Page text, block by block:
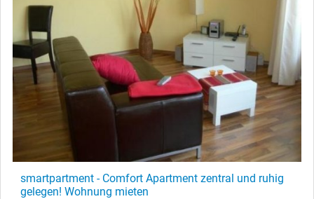
smartpartment - Comfort Apartment zentral und ruhig
gelegen! Wohnung mieten